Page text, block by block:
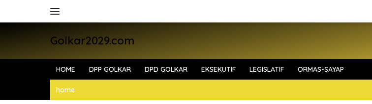
Golkar2029.com
HOME DPP GOLKAR DPD GOLKAR EKSEKUTIF LEGISLATIF ORMAS-SAYAP
home